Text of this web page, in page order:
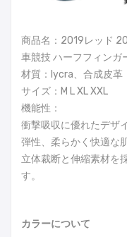
商品名：2019レッド
車競技 ハーフフィンガ
材質：lycra、合成皮革
サイズ：M L XL XXL
機能性：
衝撃吸収に優れたデザ
弾性、柔らかく快適な
立体裁断と伸縮素材を
す。
カラーについて